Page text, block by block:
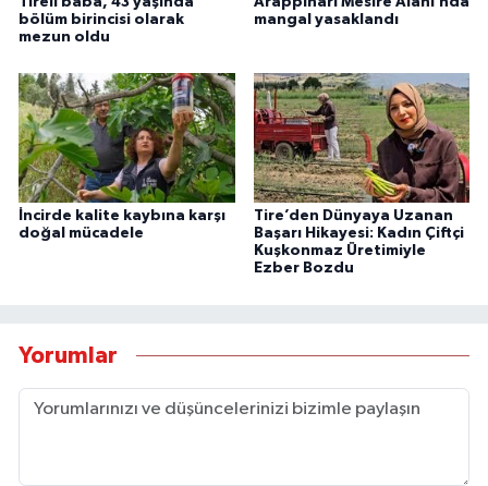
bölüm birincisi olarak
mezun oldu
mangal yasaklandı
İncirde kalite kaybına karşı
doğal mücadele
Tire’den Dünyaya Uzanan
Başarı Hikayesi: Kadın Çiftçi
Kuşkonmaz Üretimiyle
Ezber Bozdu
Yorumlar